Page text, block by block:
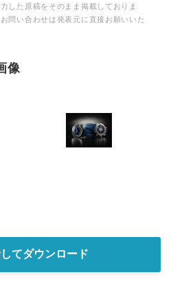
した原稿をそのまま掲載しておりま
問い合わせは発表元に直接お願いいた
像
てダウンロード